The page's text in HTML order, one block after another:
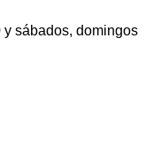
y sábados, domingos